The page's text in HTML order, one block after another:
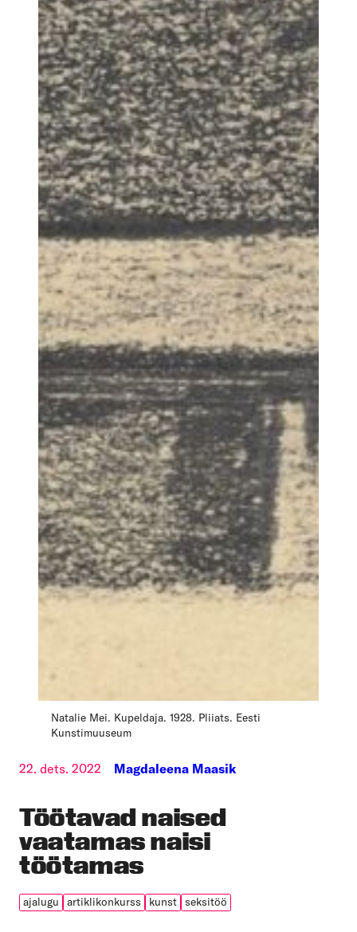
Natalie Mei. Kupeldaja. 1928. Pliiats. Eesti
Kunstimuuseum
Töötavad naised
vaatamas naisi
töötamas
22. dets. 2022 Magdaleena Maasik
ajalugu artiklikonkurss kunst seksitöö